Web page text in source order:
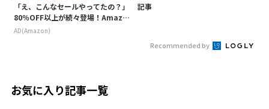
「え、こんなセールやってたの？」
80％OFF以上が続々登場！Amazo
nの本気が凄すぎる
AD(Amazon)
記事
Recommended by
お気に入り記事一覧